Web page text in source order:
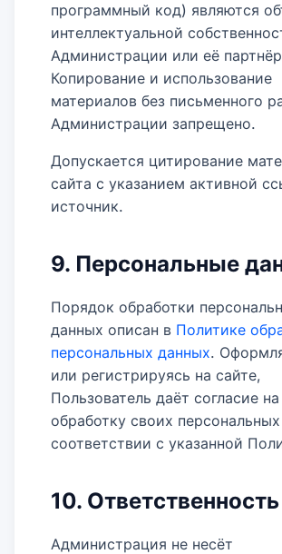
программный код) являются
интеллектуальной
Администрации или её
Копирование и использование
материалов без письменного
Администрации запрещено.
Допускается цитирование
сайта с указанием активной
источник.
9. Персональные
Порядок обработки
данных описан в Политике
персональных данных.
или регистрируясь на сайте,
Пользователь даёт согласие на
обработку своих
соответствии с указанной
10. Ответственность
Администрация не несёт